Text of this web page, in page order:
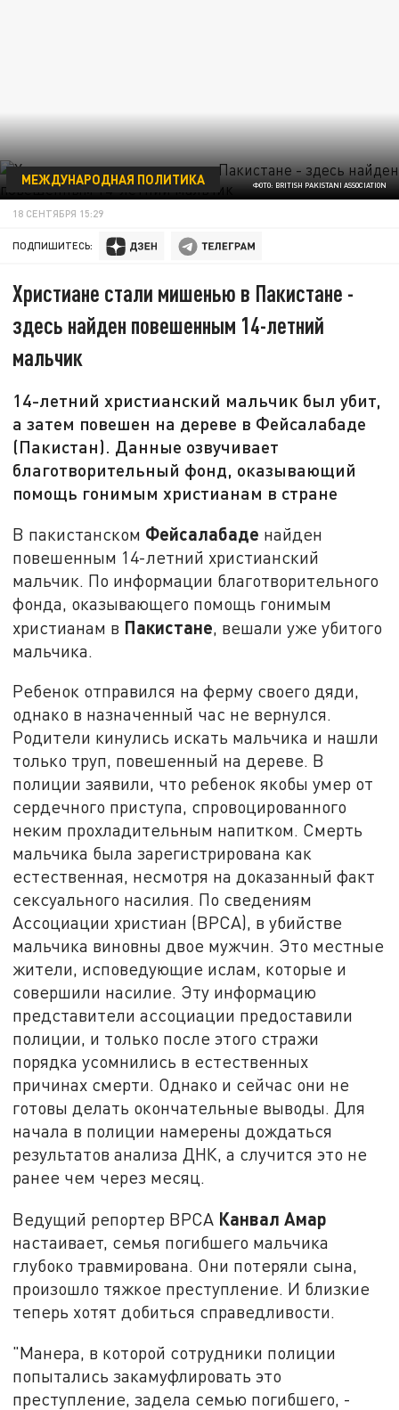
ФОТО: BRITISH PAKISTANI ASSOCIATION
МЕЖДУНАРОДНАЯ ПОЛИТИКА
18 СЕНТЯБРЯ 15:29
ПОДПИШИТЕСЬ:
Христиане стали мишенью в Пакистане -
здесь найден повешенным 14-летний
мальчик
14-летний христианский мальчик был убит,
а затем повешен на дереве в Фейсалабаде
(Пакистан). Данные озвучивает
благотворительный фонд, оказывающий
помощь гонимым христианам в стране
В пакистанском Фейсалабаде найден
повешенным 14-летний христианский
мальчик. По информации благотворительного
фонда, оказывающего помощь гонимым
христианам в Пакистане, вешали уже убитого
мальчика.
Ребенок отправился на ферму своего дяди,
однако в назначенный час не вернулся.
Родители кинулись искать мальчика и нашли
только труп, повешенный на дереве. В
полиции заявили, что ребенок якобы умер от
сердечного приступа, спровоцированного
неким прохладительным напитком. Смерть
мальчика была зарегистрирована как
естественная, несмотря на доказанный факт
сексуального насилия. По сведениям
Ассоциации христиан (BPCA), в убийстве
мальчика виновны двое мужчин. Это местные
жители, исповедующие ислам, которые и
совершили насилие. Эту информацию
представители ассоциации предоставили
полиции, и только после этого стражи
порядка усомнились в естественных
причинах смерти. Однако и сейчас они не
готовы делать окончательные выводы. Для
начала в полиции намерены дождаться
результатов анализа ДНК, а случится это не
ранее чем через месяц.
Ведущий репортер BPCA Канвал Амар
настаивает, семья погибшего мальчика
глубоко травмирована. Они потеряли сына,
произошло тяжкое преступление. И близкие
теперь хотят добиться справедливости.
"Манера, в которой сотрудники полиции
попытались закамуфлировать это
преступление, задела семью погибшего, -